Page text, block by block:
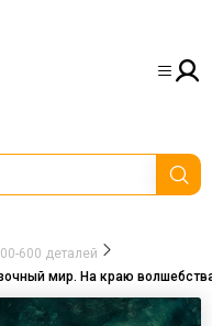
600 деталей
мир. На краю